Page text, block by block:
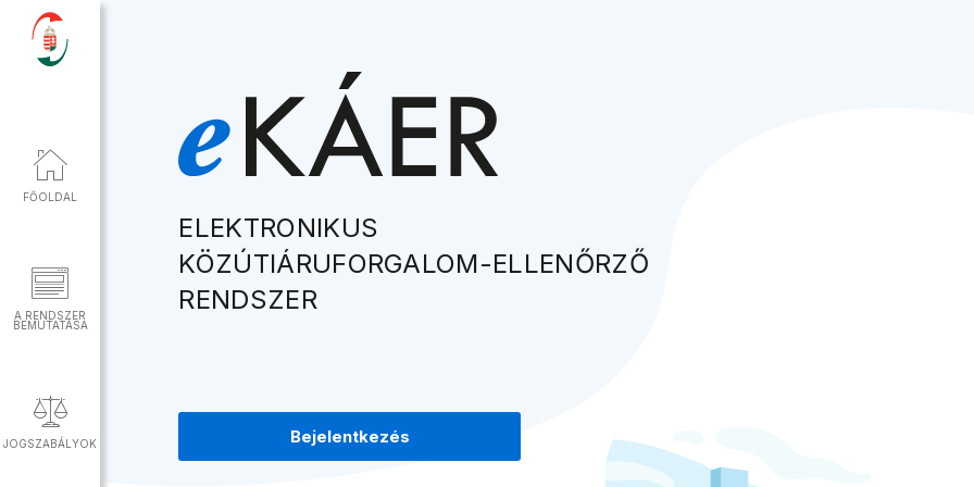
FŐOLDAL
A RENDSZER
BEMUTATÁSA
JOGSZABÁLYOK
ELEKTRONIKUS
KÖZÚTIÁRUFORGALOM-ELLENŐRZŐ
RENDSZER
Bejelentkezés